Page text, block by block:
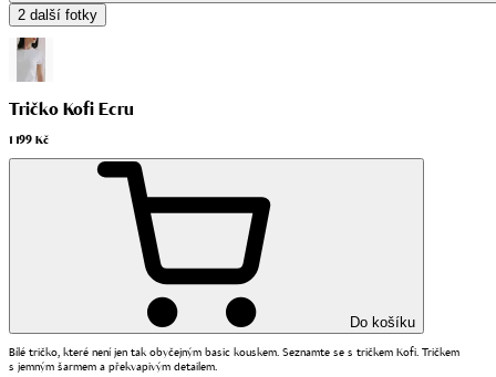
2 další fotky
Tričko Kofi Ecru
1 199 Kč
Do košíku
Bílé tričko, které není jen tak obyčejným basic kouskem. Seznamte se s tričkem Kofi. Tričkem
s jemným šarmem a překvapivým detailem.